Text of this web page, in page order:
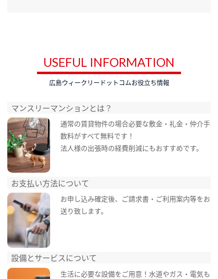
USEFUL INFORMATION
広島ウィークリードットコムお役立ち情報
マンスリーマンションとは？
通常の賃貸物件の場合必要な敷金・礼金・仲介手
数料がすべて無料です！
法人様の出張時の経費削減にもおすすめです。
お支払い方法について
お申し込み確定後、ご請求書・ご利用案内等をお
送り致します。
設備とサービスについて
生活に必要な設備をご用意！水道やガス・電気も